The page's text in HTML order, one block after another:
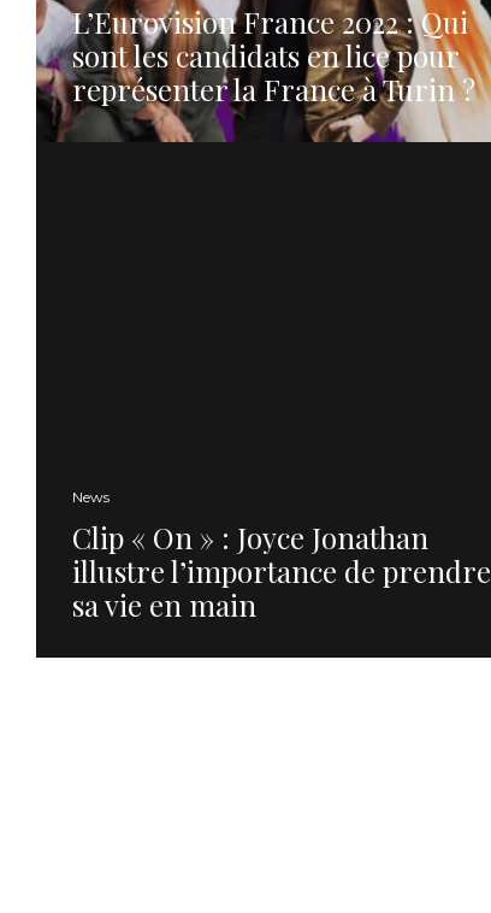
L’Eurovision France 2022 : Qui
sont les candidats en lice pour
représenter la France à Turin ?
News
Clip « On » : Joyce Jonathan
illustre l’importance de prendre
sa vie en main